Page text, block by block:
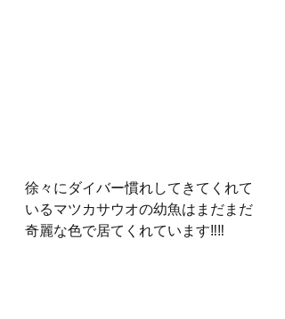
徐々にダイバー慣れしてきてくれて
いるマツカサウオの幼魚はまだまだ
奇麗な色で居てくれています‼‼